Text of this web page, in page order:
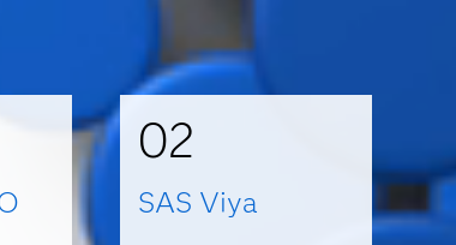
02
SAS Viya